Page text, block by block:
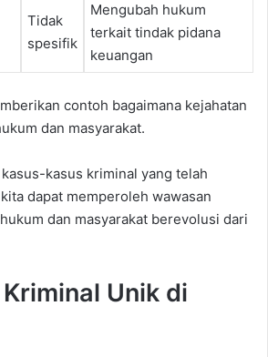
Tidak
spesifik
Mengubah hukum
terkait tindak pidana
keuangan
contoh bagaimana kejahatan
dan masyarakat.
kasus kriminal yang telah
dapat memperoleh wawasan
dan masyarakat berevolusi dari
Unik di